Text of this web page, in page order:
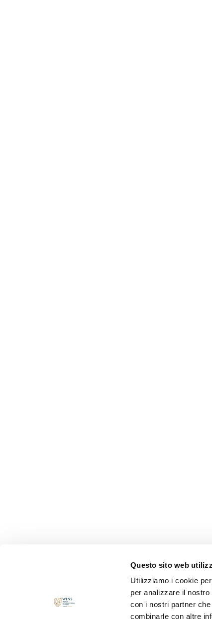
Questo sito web
Utilizziamo i cookie
per analizzare il
con i nostri partner
combinarle con altre